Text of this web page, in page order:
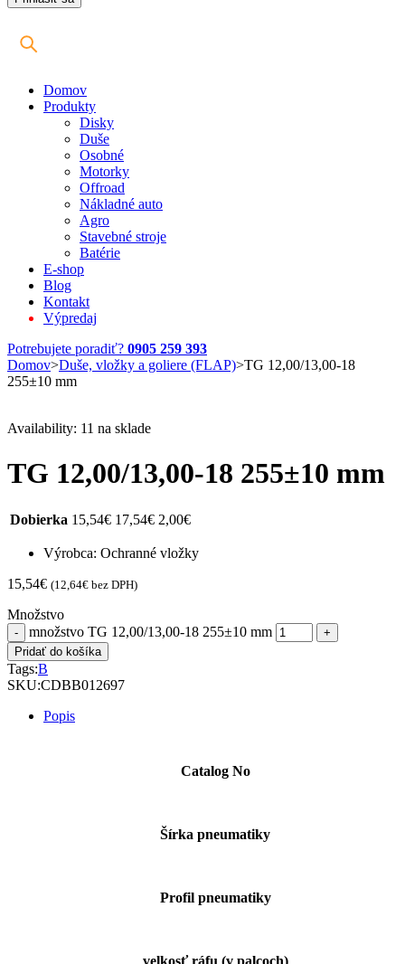
Domov
Produkty
Disky
Duše
Osobné
Motorky
Offroad
Nákladné auto
Agro
Stavebné stroje
Batérie
E-shop
Blog
Kontakt
Výpredaj
Potrebujete poradiť? 0905 259 393
Domov>Duše, vložky a goliere (FLAP)>TG 12,00/13,00-18
255±10 mm
Availability: 11 na sklade
TG 12,00/13,00-18 255±10 mm
Dobierka 15,54€ 17,54€ 2,00€
Výrobca: Ochranné vložky
15,54€ (12,64€ bez DPH)
Množstvo
množstvo TG 12,00/13,00-18 255±10 mm
Pridať do košíka
Tags:B
SKU:CDBB012697
Popis
Catalog No
Šírka pneumatiky
Profil pneumatiky